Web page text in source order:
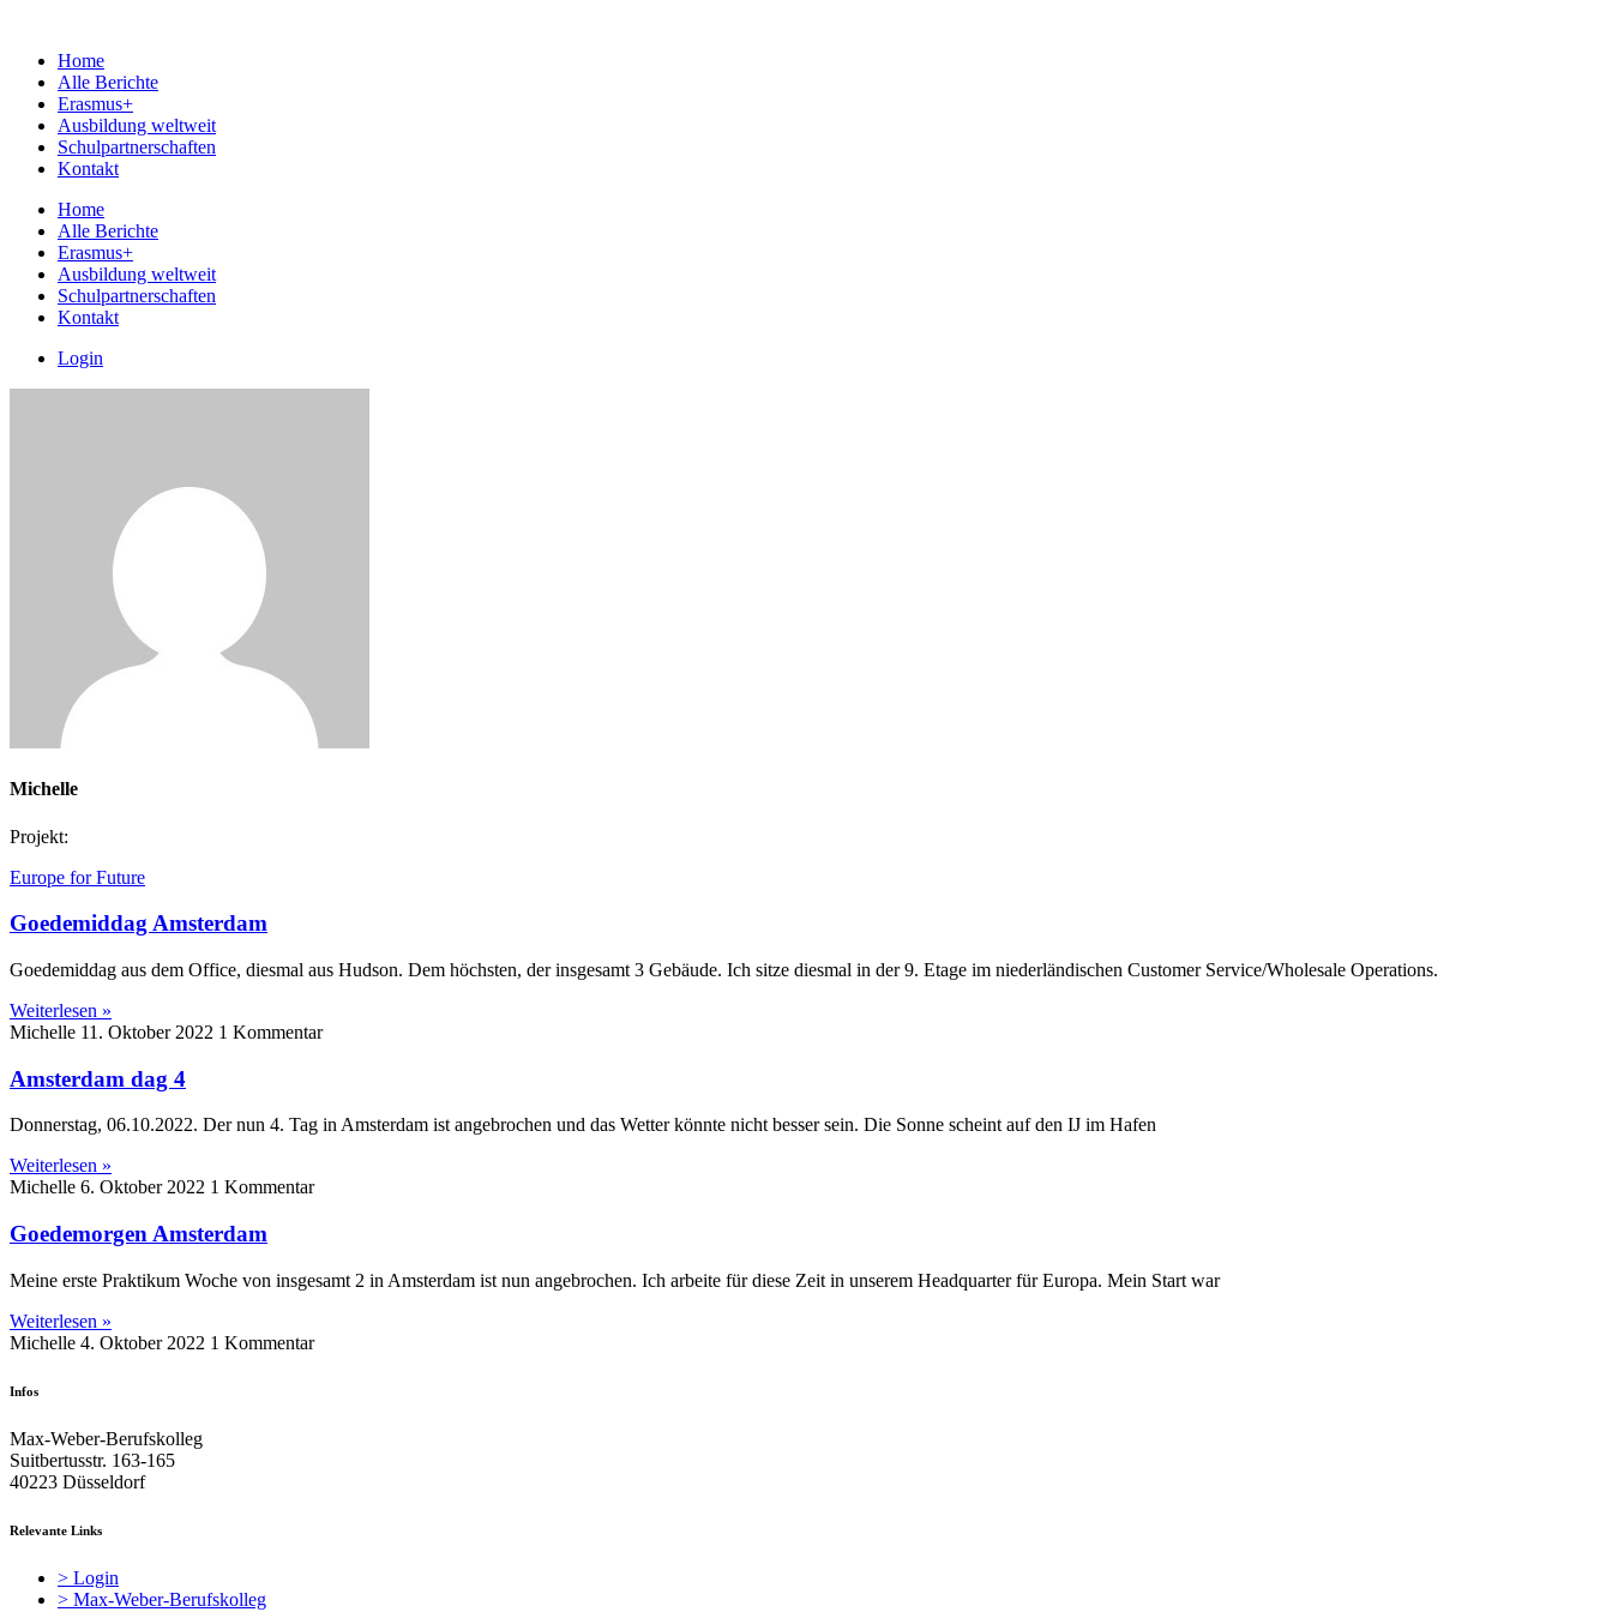
Home
Alle Berichte
Erasmus+
Ausbildung weltweit
Schulpartnerschaften
Kontakt
Home
Alle Berichte
Erasmus+
Ausbildung weltweit
Schulpartnerschaften
Kontakt
Login
Michelle
Projekt:
Europe for Future
Goedemiddag Amsterdam
Goedemiddag aus dem Office, diesmal aus Hudson. Dem höchsten, der insgesamt 3 Gebäude. Ich sitze diesmal in der 9. Etage im niederländischen Customer Service/Wholesale Operations.
Weiterlesen »
Michelle 11. Oktober 2022 1 Kommentar
Amsterdam dag 4
Donnerstag, 06.10.2022. Der nun 4. Tag in Amsterdam ist angebrochen und das Wetter könnte nicht besser sein. Die Sonne scheint auf den IJ im Hafen
Weiterlesen »
Michelle 6. Oktober 2022 1 Kommentar
Goedemorgen Amsterdam
Meine erste Praktikum Woche von insgesamt 2 in Amsterdam ist nun angebrochen. Ich arbeite für diese Zeit in unserem Headquarter für Europa. Mein Start war
Weiterlesen »
Michelle 4. Oktober 2022 1 Kommentar
Infos
Max-Weber-Berufskolleg
Suitbertusstr. 163-165
40223 Düsseldorf
Relevante Links
> Login
> Max-Weber-Berufskolleg